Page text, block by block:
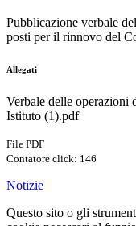
Pubblicazione verbale
posti per il rinnovo del
Allegati
Verbale delle operazioni
Istituto (1).pdf
File PDF
Contatore click: 146
Notizie
Questo sito o gli